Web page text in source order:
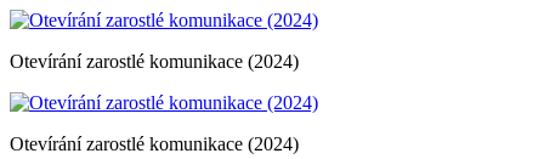
Otevírání zarostlé komunikace (2024)
Otevírání zarostlé komunikace (2024)